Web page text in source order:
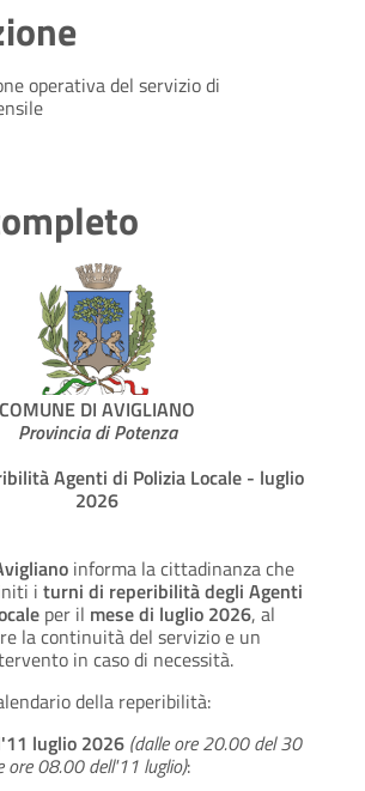
operativa del servizio di
COMUNE DI AVIGLIANO
Provincia di Potenza
Agenti di Polizia Locale - luglio
2026
informa la cittadinanza che
i turni di reperibilità degli Agenti
per il mese di luglio 2026, al
la continuità del servizio e un
in caso di necessità.
della reperibilità:
luglio 2026 (dalle ore 20.00 del 30
ore 08.00 dell'11 luglio):